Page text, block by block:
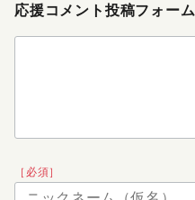
応援コメント投稿フォーム
［必須］